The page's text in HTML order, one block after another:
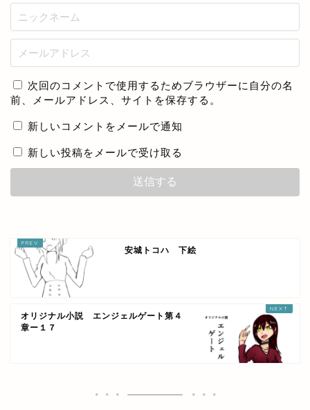
次回のコメントで使用するためブラウザーに自分の名
前、メールアドレス、サイトを保存する。
新しいコメントをメールで通知
新しい投稿をメールで受け取る
安城トコハ 下絵
オリジナル小説 エンジェルゲート第４
章ー１７